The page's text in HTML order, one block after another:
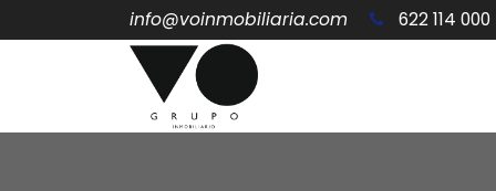
info@voinmobiliaria.com 622 114 000